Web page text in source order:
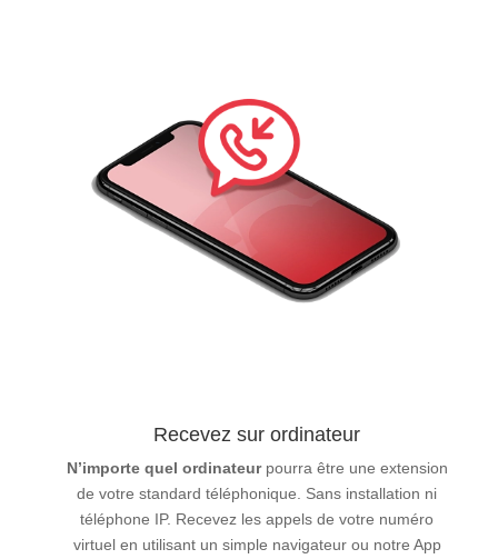
Recevez sur ordinateur
N’importe quel ordinateurpourra être une extension
de votre standard téléphonique. Sans installation ni
téléphone IP. Recevez les appels de votre numéro
virtuel en utilisant un simple navigateur ou notre App